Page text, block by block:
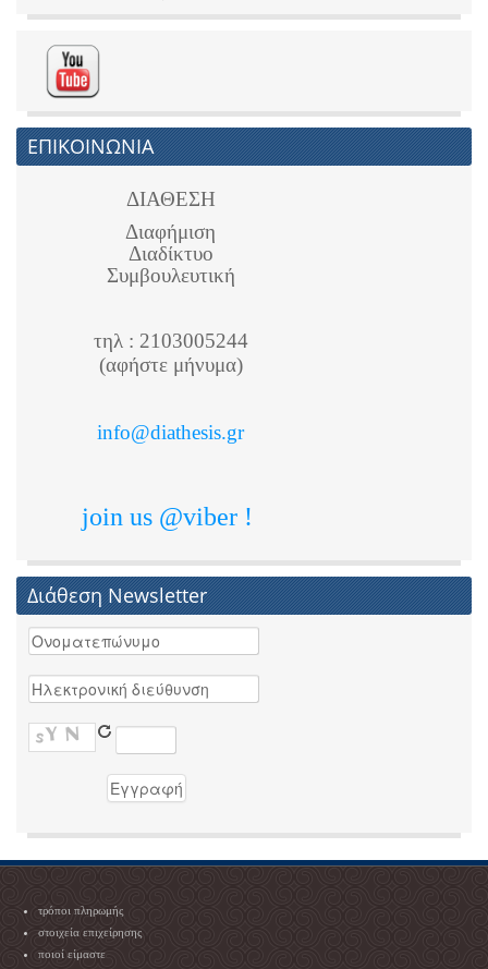
ΕΠΙΚΟΙΝΩΝΙΑ
ΔΙΑΘΕΣΗ
Διαφήμιση
Διαδίκτυο
Συμβουλευτική
τηλ : 2103005244
(αφήστε μήνυμα)
info@diathesis.gr
join us @viber !
Διάθεση Newsletter
τρόποι πληρωμής
στοιχεία επιχείρησης
ποιοί είμαστε